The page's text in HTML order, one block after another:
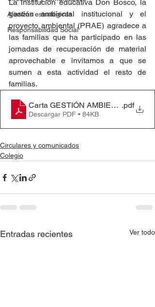
Alianzas estratégicas
Responsabilidad Social
La institución educativa Don Bosco, la
gestión ambiental institucional y el
proyecto ambiental (PRAE) agradece a
las familias que ha participado en las
jornadas de recuperación de material
aprovechable e invitamos a que se
sumen a esta actividad el resto de
familias.
Carta GESTIÓN AMBIENTAL 2023
.pdf
Descargar PDF • 84KB
Circulares y comunicados
Colegio
Entradas recientes Ver todo